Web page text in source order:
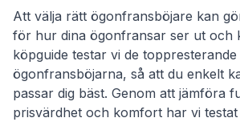
Att välja rätt ögonfransböjare kan
för hur dina ögonfransar ser ut och
köpguide testar vi de toppresterande
ögonfransböjarna, så att du enkelt
passar dig bäst. Genom att jämföra
prisvärdhet och komfort har vi